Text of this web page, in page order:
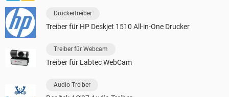
Druckertreiber
Treiber für HP Deskjet 1510 All-in-One Drucker
Treiber für Webcam
Treiber für Labtec WebCam
Audio-Treiber